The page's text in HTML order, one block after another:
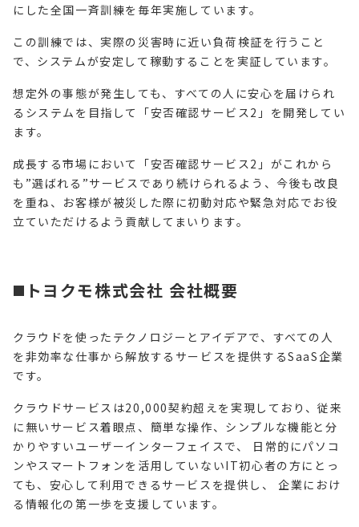
にした全国一斉訓練を毎年実施しています。
この訓練では、実際の災害時に近い負荷検証を行うこと
で、システムが安定して稼動することを実証しています。
想定外の事態が発生しても、すべての人に安心を届けられ
るシステムを目指して「安否確認サービス2」を開発してい
ます。
成長する市場において「安否確認サービス2」がこれから
も”選ばれる”サービスであり続けられるよう、今後も改良
を重ね、お客様が被災した際に初動対応や緊急対応でお役
立ていただけるよう貢献してまいります。
◼️トヨクモ株式会社 会社概要
クラウドを使ったテクノロジーとアイデアで、すべての人
を非効率な仕事から解放するサービスを提供するSaaS企業
です。
クラウドサービスは20,000契約超えを実現しており、従来
に無いサービス着眼点、簡単な操作、シンプルな機能と分
かりやすいユーザーインターフェイスで、 日常的にパソコ
ンやスマートフォンを活用していないIT初心者の方にとっ
ても、安心して利用できるサービスを提供し、 企業におけ
る情報化の第一歩を支援しています。